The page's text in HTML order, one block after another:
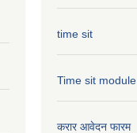
time sit
Time sit module
करार आवेदन फारम